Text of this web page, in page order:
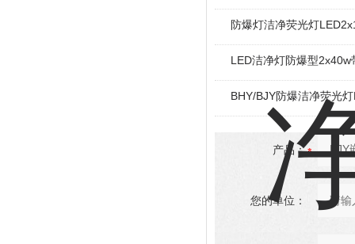
防爆灯洁净荧光灯
LED洁净灯防爆型2x40w
BHY/BJY防爆洁净荧光
产品：
您的单位：